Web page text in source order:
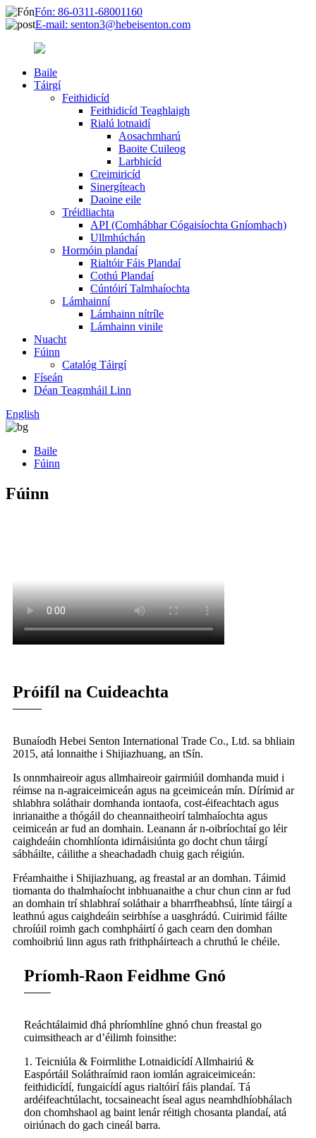
Fón: 86-0311-68001160
E-mail: senton3@hebeisenton.com
Baile
Táirgí
Feithidicíd
Feithidicíd Teaghlaigh
Rialú lotnaidí
Aosachmharú
Baoite Cuileog
Larbhicíd
Creimiricíd
Sinergíteach
Daoine eile
Tréidliachta
API (Comhábhar Cógaisíochta Gníomhach)
Ullmhúchán
Hormóin plandaí
Rialtóir Fáis Plandaí
Cothú Plandaí
Cúntóirí Talmhaíochta
Lámhainní
Lámhainn nítríle
Lámhainn vinile
Nuacht
Fúinn
Catalóg Táirgí
Físeán
Déan Teagmháil Linn
English
Baile
Fúinn
Fúinn
Próifíl na Cuideachta
Bunaíodh Hebei Senton International Trade Co., Ltd. sa bhliain
2015, atá lonnaithe i Shijiazhuang, an tSín.
Is onnmhaireoir agus allmhaireoir gairmiúil domhanda muid i
réimse na n-agraiceimiceán agus na gceimiceán mín. Dírímid ar
shlabhra soláthair domhanda iontaofa, cost-éifeachtach agus
inrianaithe a thógáil do cheannaitheoirí talmhaíochta agus
ceimiceán ar fud an domhain. Leanann ár n-oibríochtaí go léir
caighdeáin chomhlíonta idirnáisiúnta go docht chun táirgí
sábháilte, cáilithe a sheachadadh chuig gach réigiún.
Fréamhaithe i Shijiazhuang, ag freastal ar an domhan. Táimid
tiomanta do thalmhaíocht inbhuanaithe a chur chun cinn ar fud
an domhain trí shlabhraí soláthair a bharrfheabhsú, línte táirgí a
leathnú agus caighdeáin seirbhíse a uasghrádú. Cuirimid fáilte
chroíúil roimh gach comhpháirtí ó gach cearn den domhan
comhoibriú linn agus rath frithpháirteach a chruthú le chéile.
Príomh-Raon Feidhme Gnó
Reáchtálaimid dhá phríomhlíne ghnó chun freastal go
cuimsitheach ar d’éilimh foinsithe:
1. Teicniúla & Foirmlithe Lotnaidicídí Allmhairiú &
Easpórtáil Soláthraímid raon iomlán agraiceimiceán:
feithidicídí, fungaicídí agus rialtóirí fáis plandaí. Tá
ardéifeachtúlacht, tocsaineacht íseal agus neamhdhíobhálach
don chomhshaol ag baint lenár réitigh chosanta plandaí, atá
oiriúnach do gach cineál barra.